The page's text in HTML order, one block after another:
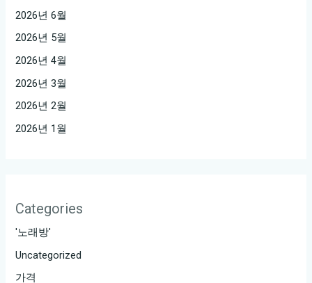
2026년 6월
2026년 5월
2026년 4월
2026년 3월
2026년 2월
2026년 1월
Categories
'노래방'
Uncategorized
가격